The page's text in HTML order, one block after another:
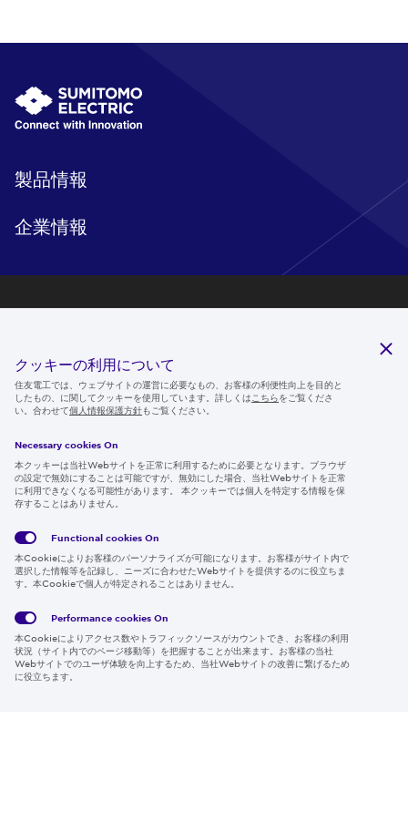
製品情報
企業情報
ニュースルーム
IR情報
採用情報
Global
Policy
サイト
約
Region & Language:
Japan | JP
クッキーの利用について
住友電工では、ウェブサイトの運営に必要なもの、お客様の利便性向上を目的と
したもの、に関してクッキーを使用しています。詳しくは こちらをご覧くださ
い。合わせて個人情報保護方針もご覧ください。
Necessary cookies On
本クッキーは当社Webサイトを正常に利用するために必要となります。ブラウザ
の設定で無効にすることは可能ですが、無効にした場合、当社Webサイトを正常
に利用できなくなる可能性があります。 本クッキーでは個人を特定する情報を保
存することはありません。
Functional cookies On
本Cookieによりお客様のパーソナライズが可能になります。お客様がサイト内で
選択した情報等を記録し、ニーズに合わせたWebサイトを提供するのに役立ちま
す。本Cookieで個人が特定されることはありません。
Performance cookies On
本Cookieによりアクセス数やトラフィックソースがカウントでき、お客様の利用
状況（サイト内でのページ移動等）を把握することが出来ます。お客様の当社
Webサイトでのユーザ体験を向上するため、当社Webサイトの改善に繋げるため
に役立ちます。